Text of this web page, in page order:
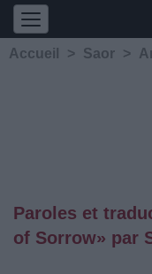
Accueil > Saor >
Paroles et
of Sorrow» par